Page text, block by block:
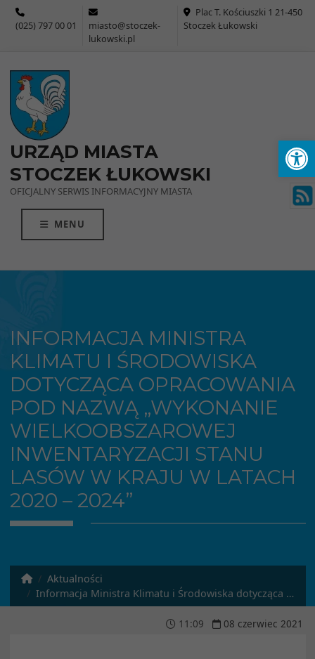
(025) 797 00 01
miasto@stoczek-
lukowski.pl
Plac T. Kościuszki 1 21-450
Stoczek Łukowski
URZĄD MIASTA
STOCZEK ŁUKOWSKI
OFICJALNY SERWIS INFORMACYJNY MIASTA
MENU
INFORMACJA MINISTRA
KLIMATU I ŚRODOWISKA
DOTYCZĄCA OPRACOWANIA
POD NAZWĄ „WYKONANIE
WIELKOOBSZAROWEJ
INWENTARYZACJI STANU
LASÓW W KRAJU W LATACH
2020 – 2024”
Aktualności
Informacja Ministra Klimatu i Środowiska dotycząca opracowania pod nazwą „WYKONANIE WIELKOOBSZAROWEJ INWENTARYZACJI STANU LASÓW W KRAJU W LATACH 2020 – 2024”
11 :09 08 czerwiec 2021